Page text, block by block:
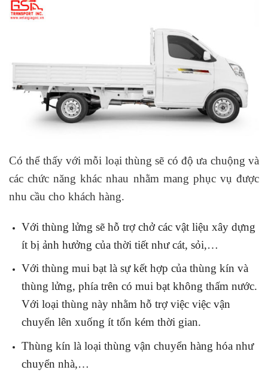
Có thể thấy với mỗi loại thùng sẽ có độ ưa chuộng và
các chức năng khác nhau nhằm mang phục vụ được
nhu cầu cho khách hàng.
Với thùng lửng sẽ hỗ trợ chở các vật liệu xây dựng
ít bị ảnh hưởng của thời tiết như cát, sỏi,…
Với thùng mui bạt là sự kết hợp của thùng kín và
thùng lửng, phía trên có mui bạt không thấm nước.
Với loại thùng này nhằm hỗ trợ việc việc vận
chuyển lên xuống ít tốn kém thời gian.
Thùng kín là loại thùng vận chuyển hàng hóa như
chuyển nhà,…